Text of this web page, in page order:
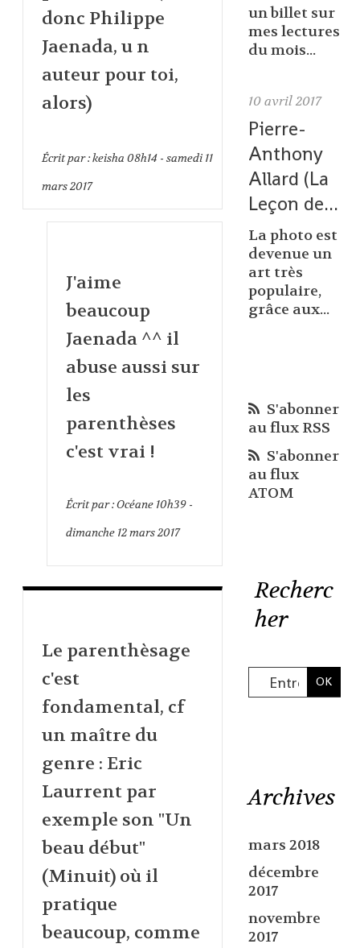
donc Philippe
Jaenada, u n
auteur pour toi,
alors)
Écrit par :keisha 08h14- samedi 11
mars 2017
J'aime
beaucoup
Jaenada ^^ il
abuse aussi sur
les
parenthèses
c'est vrai !
Écrit par :Océane 10h39-
dimanche 12mars 2017
Le parenthèsage
c'est
fondamental, cf
un maître du
genre : Eric
Laurrent par
exemple son "Un
beau début"
(Minuit) où il
pratique
beaucoup, comme
un billet sur
mes lectures
du mois...
10 avril 2017
Pierre-
Anthony
Allard (La
Leçon de...
La photo est
devenue un
art très
populaire,
grâce aux...
S'abonner
au flux RSS
S'abonner
au flux
ATOM
Recherc
her
Archives
mars 2018
décembre
2017
novembre
2017